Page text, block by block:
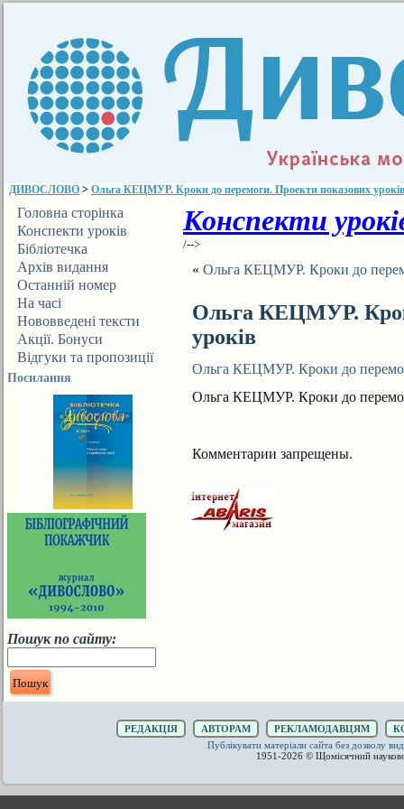
ДИВОСЛОВО > Ольга КЕЦМУР. Кроки до перемоги. Проекти показових уроків
Головна сторінка
Конспекти уроків
Бібліотечка
ДИВОСЛОВА
Архів видання
Останній номер
На часі
Нововведені тексти
Акції. Бонуси
Відгуки та пропозиції
Посилання
Пошук по сайту:
Конспекти
/-->
« Ольга КЕЦМУР. Кроки до
Ольга КЕЦМУР.
уроків
Ольга КЕЦМУР. Кроки до
Ольга КЕЦМУР. Кроки до
Комментарии запрещены.
РЕДАКЦІЯ АВТОРАМ РЕКЛАМОДАВЦЯМ
Публікувати матеріали сайта без дозволу
1951-2026 © Щомісячний